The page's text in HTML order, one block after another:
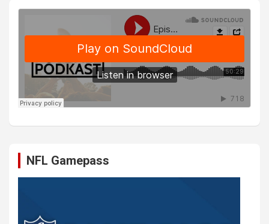
NFL Gamepass